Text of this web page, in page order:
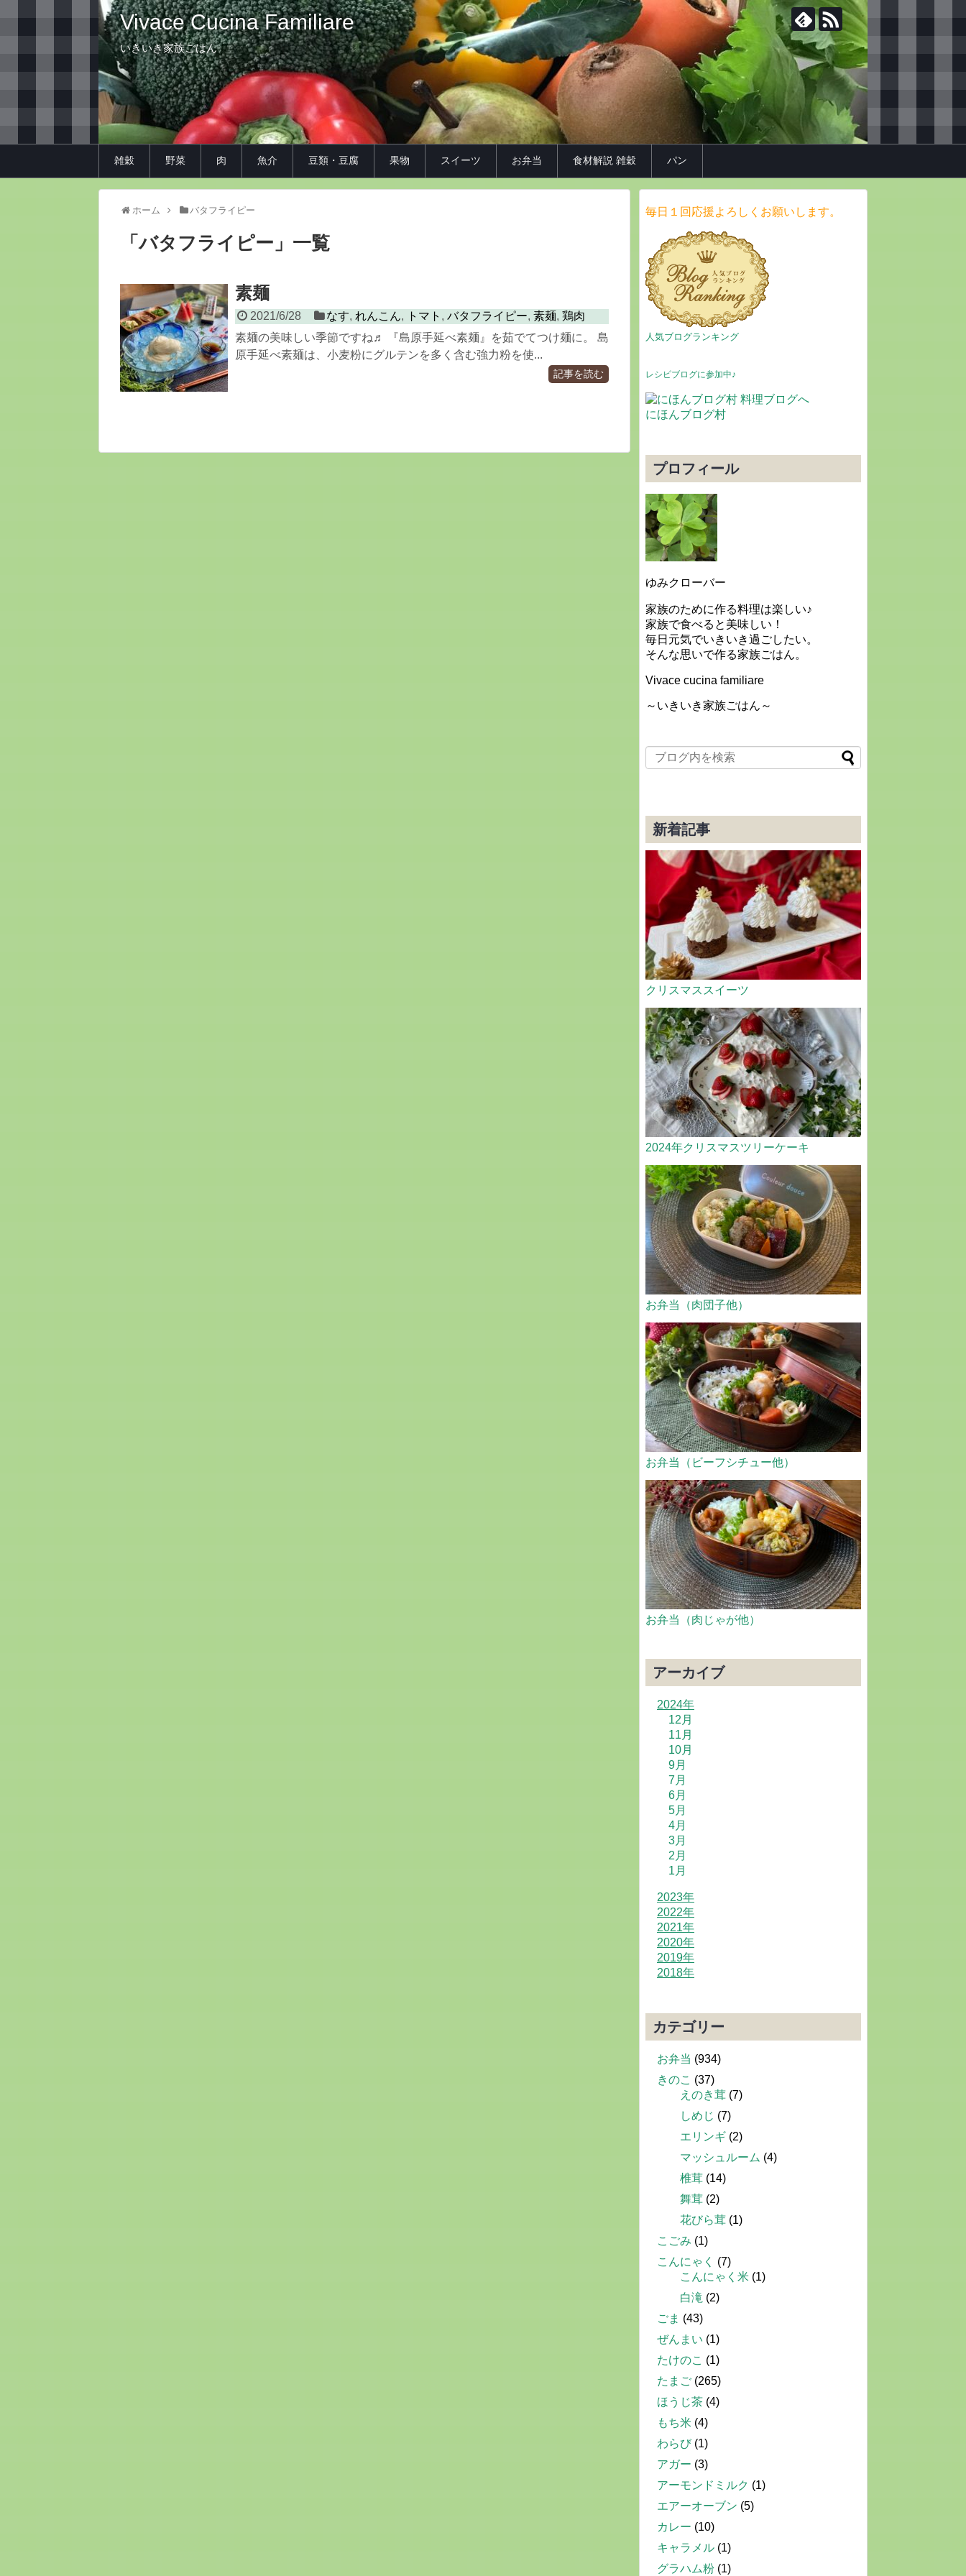
Vivace Cucina Familiare
いきいき家族ごはん
雑穀 野菜 肉 魚介 豆類・豆腐 果物 スイーツ お弁当 食材解説 雑穀 パン
ホーム バタフライピー
「バタフライピー 」 一覧
素麺
2021/6/28 なす,れんこん, トマト ,バタフライピー,素麺,鶏肉
素麺の美味しい季節ですね♬ 『島原手延べ素麺』を茹でてつけ麺に。 島
原手延べ素麺は、小麦粉にグルテンを多く含む強力粉を使...
記事を読む
毎日１回応援よろしくお願いします。
人気ブログランキング
レシピブログに参加中♪
にほんブログ村
プロフィール
ゆみクローバー
家族のために作る料理は楽しい♪
家族で食べると美味しい！
毎日元気でいきいき過ごしたい。
そんな思いで作る家族ごはん。
Vivace cucina familiare
～いきいき家族ごはん～
新着記事
クリスマススイーツ
2024年クリスマスツリーケーキ
お弁当（肉団子他）
お弁当（ビーフシチュー他）
お弁当（肉じゃが他）
アーカイブ
2024年
12月
11月
10月
9月
7月
6月
5月
4月
3月
2月
1月
2023年
2022年
2021年
2020年
2019年
2018年
カテゴリー
お弁当 (934)
きのこ (37)
えのき茸 (7)
しめじ (7)
エリンギ (2)
マッシュルーム (4)
椎茸 (14)
舞茸 (2)
花びら茸 (1)
こごみ (1)
こんにゃく
(7)
こんにゃく米 (1)
白滝 (2)
ごま (43)
ぜんまい (1)
たけのこ (1)
たまご (265)
ほうじ茶 (4)
もち米 (4)
わらび(1)
アガー (3)
アーモンドミルク (1)
エアーオーブン (5)
カレー (10)
キャラメル (1)
グラハム粉 (1)